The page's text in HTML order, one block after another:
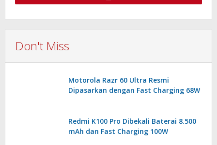
Don't Miss
Motorola Razr 60 Ultra Resmi
Dipasarkan dengan Fast Charging 68W
Redmi K100 Pro Dibekali Baterai 8.500
mAh dan Fast Charging 100W